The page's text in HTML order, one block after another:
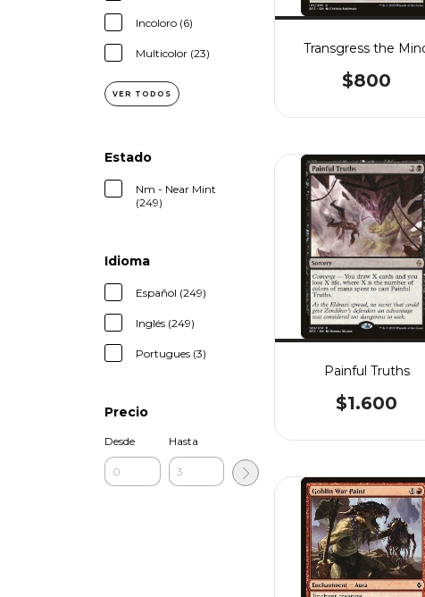
Incoloro (6)
Multicolor (23)
VER TODOS
Estado
Nm - Near Mint
(249)
Idioma
Español (249)
Inglés (249)
Portugues (3)
Precio
Desde Hasta
Transgress the
$800
Painful Truths
$1.600